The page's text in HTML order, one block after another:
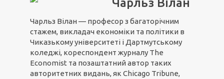
Чарльз Вілан
Чарльз Вілан — професор з багаторічним
стажем, викладач економіки та політики в
Чиказькому університеті і Дартмутському
коледжі, кореспондент журналу The
Economist та позаштатний автор таких
авторитетних видань, як Chicago Tribune,